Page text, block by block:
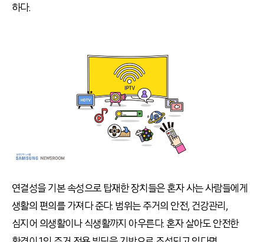
하다.
연결성을 기본 속성으로 탑재한 장치들은 혼자 사는 사람들에게
생활의 편의를 가져다 준다. 범위는 주거의 안전, 건강관리,
심지어 의생활이나 식생활까지 아우른다. 혼자 살아도 안전한